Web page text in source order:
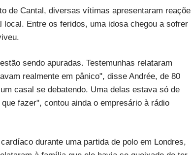
de Cantal, diversas vítimas apresentaram
Entre os feridos, uma idosa chegou a sofrer
sendo apuradas. Testemunhas relataram
realmente em pânico", disse Andrée, de 80
casal se debatendo. Uma delas estava só de
fazer", contou ainda o empresário à rádio
durante uma partida de polo em Londres,